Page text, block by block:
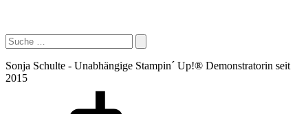
Sonja Schulte - Unabhängige Stampin´ Up!® Demonstratorin seit
2015